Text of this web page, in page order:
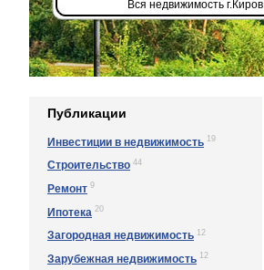
Вся недвижимость г.Киров
Публикации
Инвестиции в недвижимость 19
Строительство 44
Ремонт 9
Ипотека 20
Загородная недвижимость 12
Зарубежная недвижимость 12